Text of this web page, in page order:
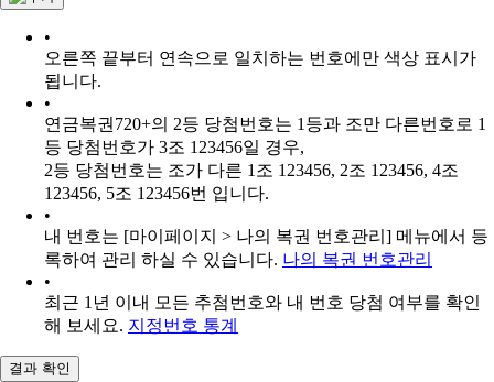
•
오른쪽 끝부터 연속으로 일치하는 번호에만 색상 표시가
됩니다.
•
연금복권720+의 2등 당첨번호는 1등과 조만 다른번호로 1
등 당첨번호가 3조 123456일 경우,
2등 당첨번호는 조가 다른 1조 123456, 2조 123456, 4조
123456, 5조 123456번 입니다.
•
내 번호는 [마이페이지 > 나의 복권 번호관리] 메뉴에서 등
록하여 관리 하실 수 있습니다. 나의 복권 번호관리
•
최근 1년 이내 모든 추첨번호와 내 번호 당첨 여부를 확인
해 보세요. 지정번호 통계
결과 확인